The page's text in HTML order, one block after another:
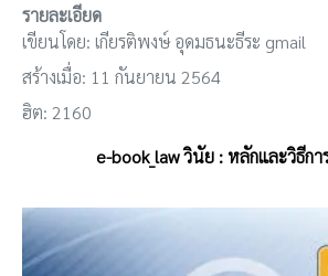
รายละเอียด
เขียนโดย: เกียรติพงษ์ อุดมธนะธีระ gmail
สร้างเมื่อ: 11 กันยายน 2564
ฮิต: 2160
e-book_law วินัย : หลักและวิธีก